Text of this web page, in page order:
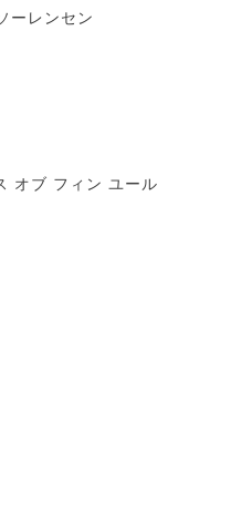
ーレンセン
オブ フィン ユール